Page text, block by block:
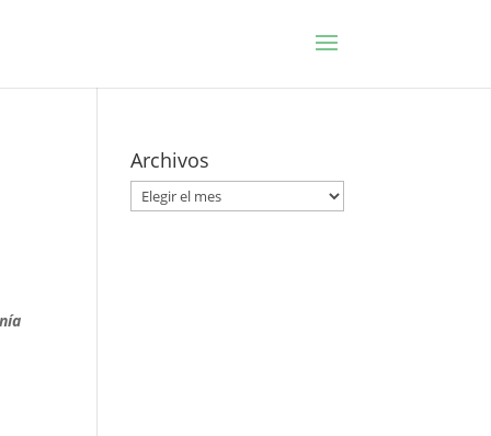
Archivos
Archivos